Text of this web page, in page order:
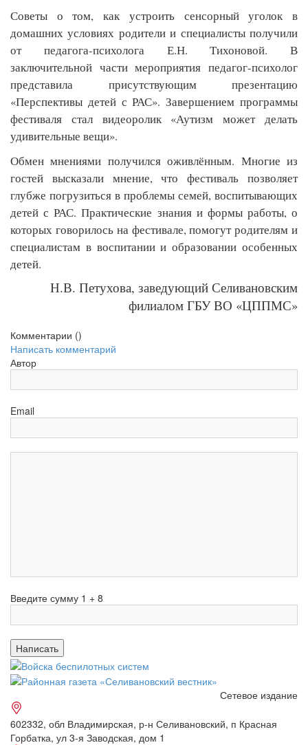
Советы о том, как устроить сенсорный уголок в
домашних условиях родители и специалисты получили
от педагога-психолога Е.Н. Тихоновой. В
заключительной части мероприятия педагог-психолог
представила присутствующим презентацию
«Перспективы детей с РАС». Завершением программы
фестиваля стал видеоролик «Аутизм может делать
удивительные вещи».
Обмен мнениями получился оживлённым. Многие из
гостей высказали мнение, что фестиваль позволяет
глубже погрузиться в проблемы семей, воспитывающих
детей с РАС. Практические знания и формы работы, о
которых говорилось на фестивале, помогут родителям и
специалистам в воспитании и образовании особенных
детей.
Н.В. Петухова, заведующий Селивановским
филиалом ГБУ ВО «ЦППМС»
Комментарии ()
Написать комментарий
Автор
Email
Введите сумму 1 + 8
Сетевое издание
602332, обл Владимирская, р-н Селивановский, п Красная
Горбатка, ул 3-я Заводская, дом 1